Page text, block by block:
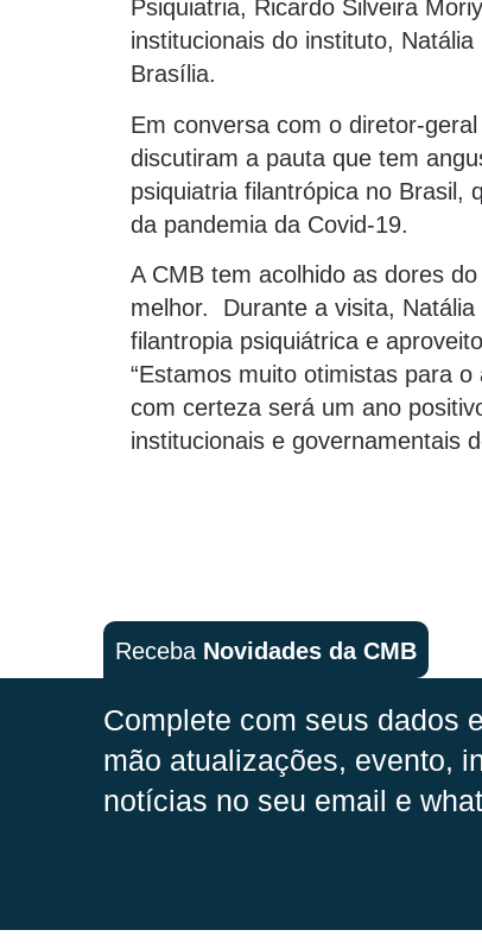
Psiquiatria, Ricardo Silveira
institucionais do instituto,
Brasília.
Em conversa com o diretor-
discutiram a pauta que tem
psiquiatria filantrópica no Brasil,
da pandemia da Covid-19.
A CMB tem acolhido as dores
melhor. Durante a visita,
filantropia psiquiátrica e
“Estamos muito otimistas para
com certeza será um ano
institucionais e governamentais
Receba Novidades da CMB
Complete com seus dados
mão atualizações, evento,
notícias no seu email e